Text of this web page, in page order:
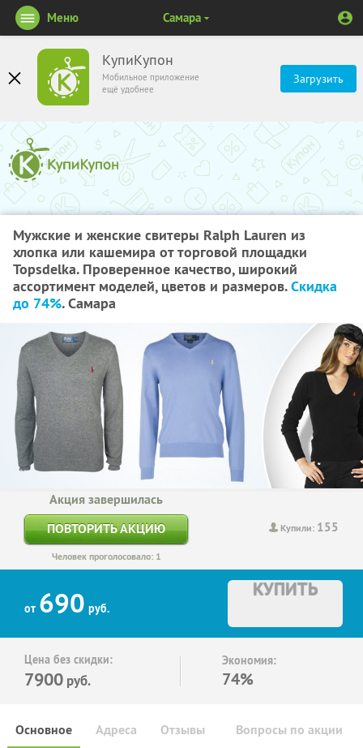
КупиКупон
Мобильное приложение
ещё удобнее
Загрузить
Меню Самара
Мужские и женские свитеры Ralph Lauren из
хлопка или кашемира от торговой площадки
Topsdelka. Проверенное качество, широкий
ассортимент моделей, цветов и размеров.Скидка
до 74%. Самара
Купили: 155
Акция завершилась
ПОВТОРИТЬ АКЦИЮ
Человек проголосовало: 1
от 690 руб.
КУПИТЬ
Цена без скидки:
7900 руб.
Экономия:
74%
Основное Отзывы Вопросы по акции
Адреса